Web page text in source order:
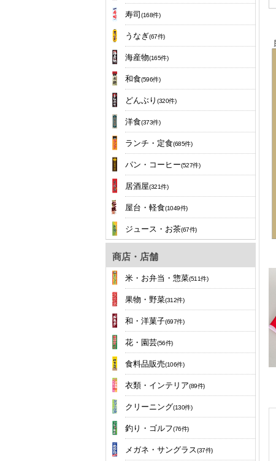
寿司 (168件)
うなぎ(67件)
海産物(165件)
和食(596件)
どんぶり (320件)
洋食(373件)
ランチ・定食(685件)
パン・コーヒー(527件)
居酒屋(321件)
屋台・軽食(1049件)
ジュース・お茶(67件)
商店・店舗
米・お弁当・惣菜(511件)
果物・野菜(312件)
和・洋菓子(697件)
花・園芸(56件)
食料品販売(106件)
衣類・インテリア(89件)
クリーニング(130件)
釣り・ゴルフ(76件)
メガネ・サングラス(37件)